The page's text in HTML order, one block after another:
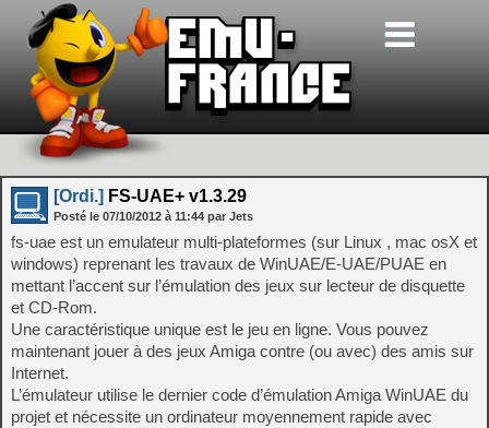
[Ordi.] FS-UAE+ v1.3.29
Posté le 07/10/2012 à 11:44 par Jets
fs-uae est un emulateur multi-plateformes (sur Linux , mac osX et
windows) reprenant les travaux de WinUAE/E-UAE/PUAE en
mettant l’accent sur l’émulation des jeux sur lecteur de disquette
et CD-Rom.
Une caractéristique unique est le jeu en ligne. Vous pouvez
maintenant jouer à des jeux Amiga contre (ou avec) des amis sur
Internet.
L’émulateur utilise le dernier code d’émulation Amiga WinUAE du
projet et nécessite un ordinateur moyennement rapide avec